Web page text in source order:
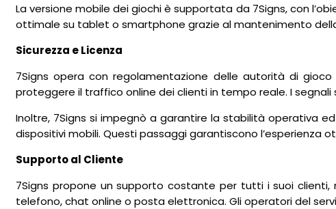
La versione mobile dei giochi è supportata da 7Signs, con
ottimale su tablet o smartphone grazie al mantenimento
Sicurezza e Licenza
7Signs opera con regolamentazione delle autorità di
proteggere il traffico online dei clienti in tempo reale. I segnali
Inoltre, 7Signs si impegnò a garantire la stabilità operativa
dispositivi mobili. Questi passaggi garantiscono l’esperienza
Supporto al Cliente
7Signs propone un supporto costante per tutti i suoi
telefono, chat online o posta elettronica. Gli operatori del